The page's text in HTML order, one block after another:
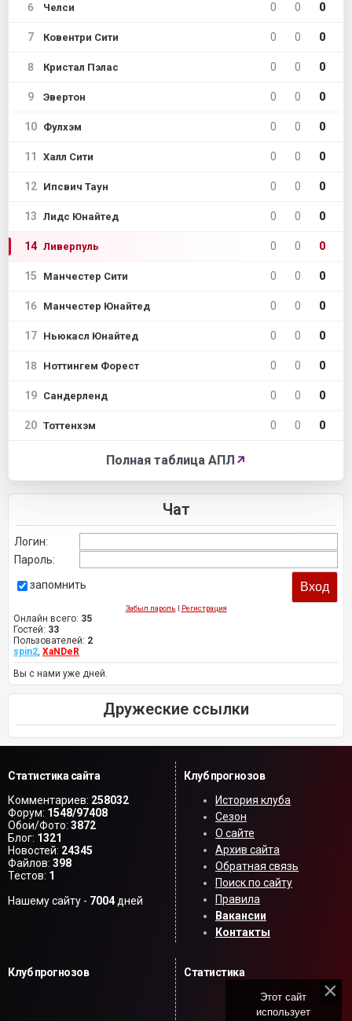
6 Челси 0 0 0
7 Ковентри Сити 0 0 0
8 Кристал Пэлас 0 0 0
9 Эвертон 0 0 0
10 Фулхэм 0 0 0
11 Халл Сити 0 0 0
12 Ипсвич Таун 0 0 0
13 Лидс Юнайтед 0 0 0
14 Ливерпуль 0 0 0
15 Манчестер Сити 0 0 0
16 Манчестер Юнайтед 0 0 0
17 Ньюкасл Юнайтед 0 0 0
18 Ноттингем Форест 0 0 0
19 Сандерленд 0 0 0
20 Тоттенхэм 0 0 0
Полная таблица АПЛ ↗
Чат
Логин:
Пароль:
запомнить
Забыл пароль | Регистрация
Онлайн всего: 35
Гостей: 33
Пользователей: 2
spin2, XaNDeR
Вы с нами уже дней.
Дружеские ссылки
Статистика сайта
Комментариев: 258032
Форум: 1548/97408
Обои/Фото: 3872
Блог: 1321
Новостей: 24345
Файлов: 398
Тестов: 1
Нашему сайту - 7004 дней
Клуб прогнозов
История клуба
Сезон
О сайте
Архив сайта
Обратная связь
Поиск по сайту
Правила
Вакансии
Контакты
Клуб прогнозов Статистика
Этот сайт
использует